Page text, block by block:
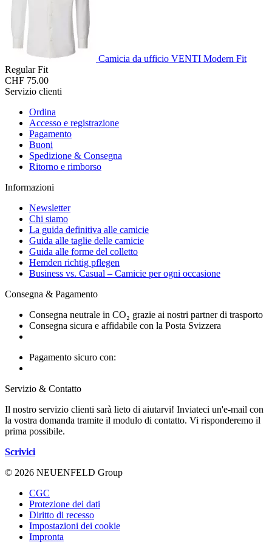
Camicia da ufficio VENTI Modern Fit
Regular Fit
CHF 75.00
Servizio clienti
Ordina
Accesso e registrazione
Pagamento
Buoni
Spedizione & Consegna
Ritorno e rimborso
Informazioni
Newsletter
Chi siamo
La guida definitiva alle camicie
Guida alle taglie delle camicie
Guida alle forme del colletto
Hemden richtig pflegen
Business vs. Casual – Camicie per ogni occasione
Consegna & Pagamento
Consegna neutrale in CO₂ grazie ai nostri partner di trasporto
Consegna sicura e affidabile con la Posta Svizzera
Pagamento sicuro con:
Servizio & Contatto
Il nostro servizio clienti sarà lieto di aiutarvi! Inviateci un'e-mail con
la vostra domanda tramite il modulo di contatto. Vi risponderemo il
prima possibile.
Scrivici
© 2026 NEUENFELD Group
CGC
Protezione dei dati
Diritto di recesso
Impostazioni dei cookie
Impronta